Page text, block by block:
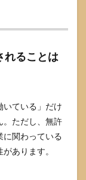
れることは
いている」だけ
。ただし、無許
に関わっている
あります。